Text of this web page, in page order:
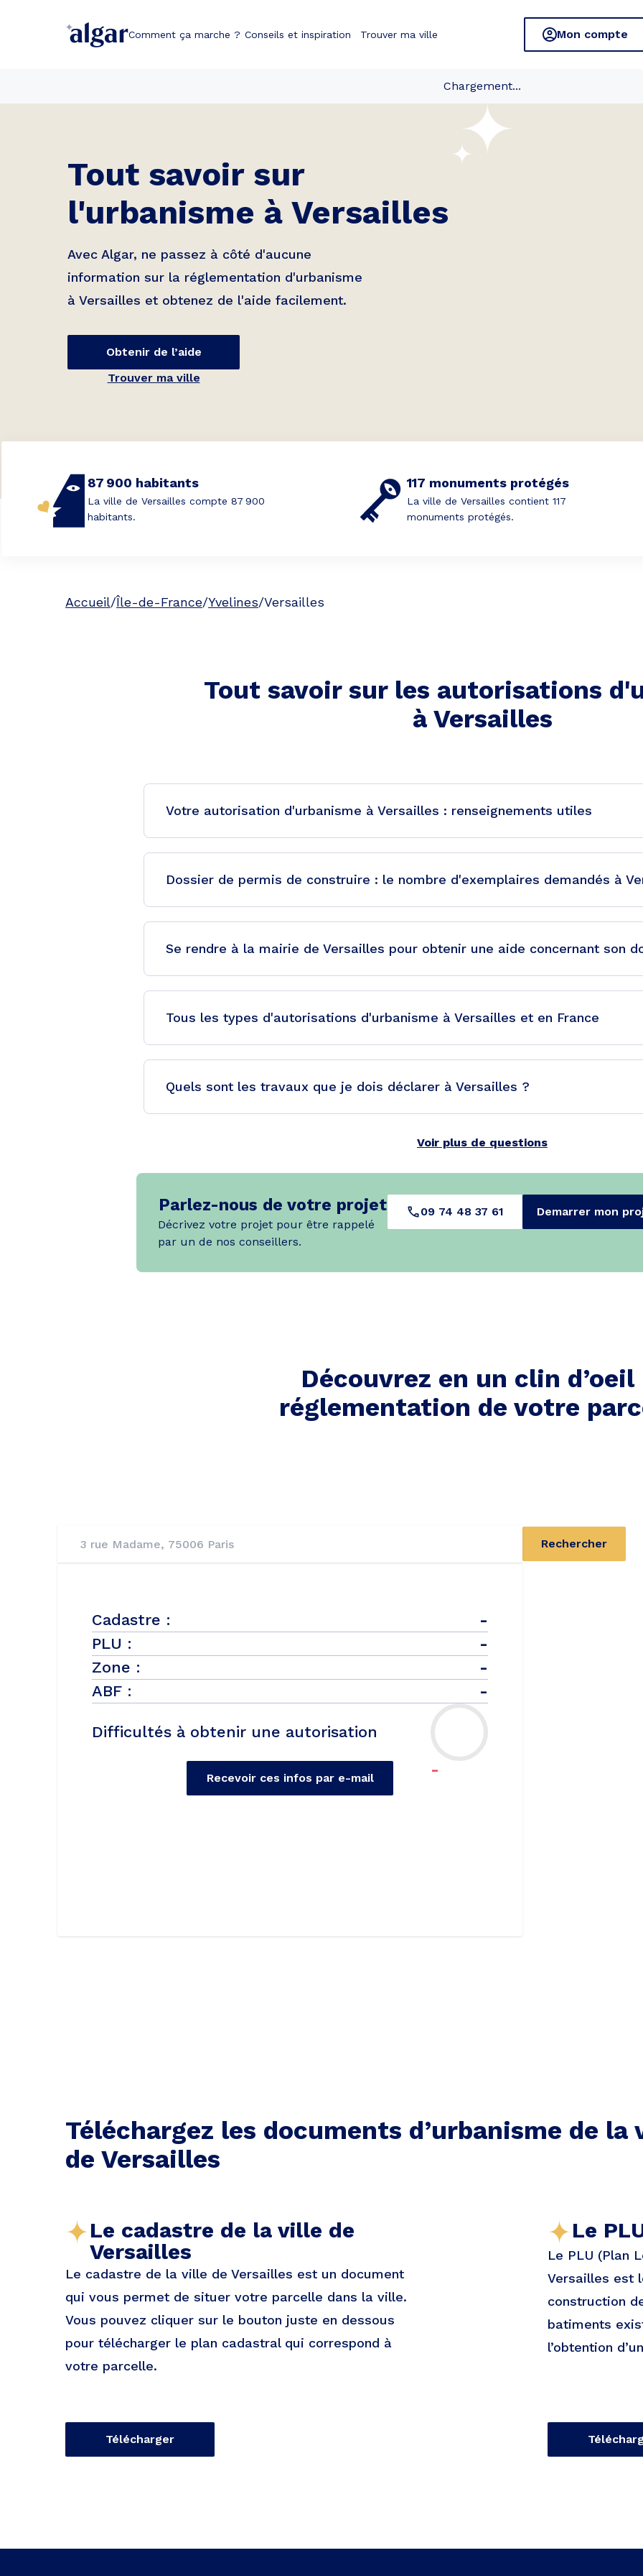
Comment ça marche ? Conseils et inspiration Trouver ma ville Mon compte
Chargement...
Tout savoir sur
l'urbanisme à Versailles
Avec Algar, ne passez à côté d'aucune
information sur la réglementation d'urbanisme
à Versailles et obtenez de l'aide facilement.
Obtenir de l’aide
Trouver ma ville
87 900 habitants
La ville de Versailles compte 87 900
habitants.
117 monuments protégés
La ville de Versailles contient 117
monuments protégés.
Accueil/Île-de-France/Yvelines/Versailles
Tout savoir sur les autorisations
àVersailles
Votre autorisation d'urbanisme à Versailles : renseignements utiles
Dossier de permis de construire : le nombre d'exemplaires demandés à
Se rendre à la mairie de Versailles pour obtenir une aide concernant son
Tous les types d'autorisations d'urbanisme à Versailles et en France
Quels sont les travaux que je dois déclarer à Versailles ?
Voir plus de questions
Parlez-nous de votre projet
Décrivez votre projet pour être rappelé
par un de nos conseillers.
09 74 48 37 61 Demarrer mon
Découvrez en un clin d’oeil
réglementation de votre
Rechercher
Cadastre :
-
PLU :
-
Zone :
-
ABF :
-
Difficultés à obtenir une autorisation
-
Recevoir ces infos par e-mail
Téléchargez les documents d’urbanisme de la
de Versailles
Le cadastre de la ville de
Versailles
Le cadastre de la ville de Versailles est un document
qui vous permet de situer votre parcelle dans la ville.
Vous pouvez cliquer sur le bouton juste en dessous
pour télécharger le plan cadastral qui correspond à
votre parcelle.
Télécharger
Le
Le PLU (Plan
Versailles est
construction
batiments
l’obtention